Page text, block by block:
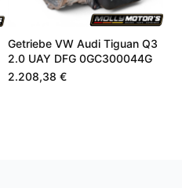
Getriebe VW Audi Tiguan Q3
2.0 UAY DFG 0GC300044G
2.208,38 €